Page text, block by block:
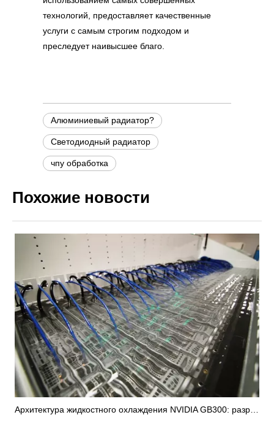
технологий, предоставляет качественные
услуги с самым строгим подходом и
преследует наивысшее благо.
Алюминиевый радиатор?
Светодиодный радиатор
чпу обработка
Похожие новости
Архитектура жидкостного охлаждения NVIDIA GB300: разработка теплового решения на уровне чипа